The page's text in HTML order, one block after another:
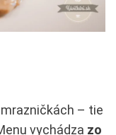
– tie
vychádza zo